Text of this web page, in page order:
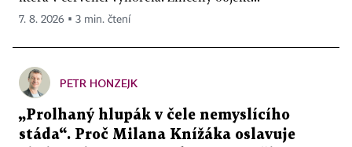
7. 8. 2026 ▪ 3 min. čtení
PETR HONZEJK
„Prolhaný hlupák v čele nemyslícího
stáda“. Proč Milana Knížáka oslavuje